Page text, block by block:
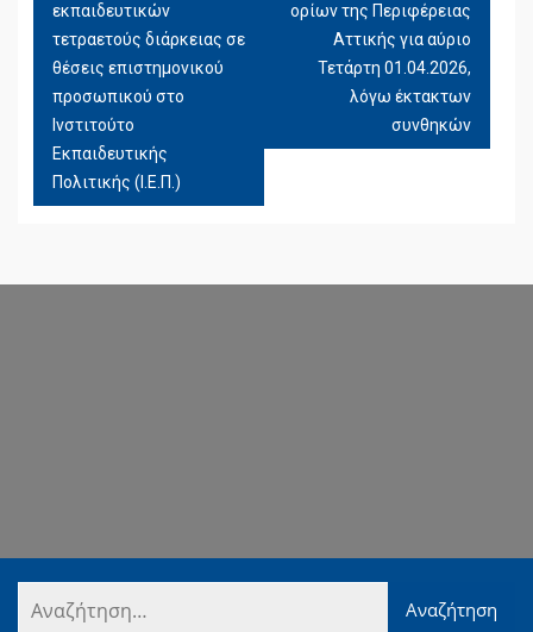
εκπαιδευτικών
τετραετούς διάρκειας σε
θέσεις επιστημονικού
προσωπικού στο
Ινστιτούτο
Εκπαιδευτικής
Πολιτικής (Ι.Ε.Π.)
ορίων της Περιφέρειας
Αττικής για αύριο
Τετάρτη 01.04.2026,
λόγω έκτακτων
συνθηκών